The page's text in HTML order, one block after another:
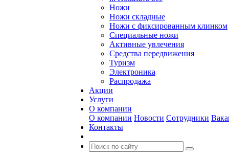
Ножи
Ножи складные
Ножи с фиксированным клинком
Специальные ножи
Активные увлечения
Средства передвижения
Туризм
Электроника
Распродажа
Акции
Услуги
О компании
О компании Новости Сотрудники
Контакты